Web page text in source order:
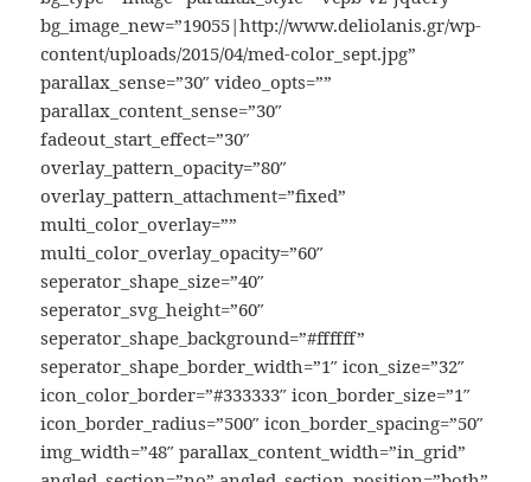
bg_image_new=”19055|http://www.deliolanis.gr/wp-
content/uploads/2015/04/med-color_sept.jpg”
parallax_sense=”30″ video_opts=””
parallax_content_sense=”30″
fadeout_start_effect=”30″
overlay_pattern_opacity=”80″
overlay_pattern_attachment=”fixed”
multi_color_overlay=””
multi_color_overlay_opacity=”60″
seperator_shape_size=”40″
seperator_svg_height=”60″
seperator_shape_background=”#ffffff”
seperator_shape_border_width=”1″ icon_size=”32″
icon_color_border=”#333333″ icon_border_size=”1″
icon_border_radius=”500″ icon_border_spacing=”50″
img_width=”48″ parallax_content_width=”in_grid”